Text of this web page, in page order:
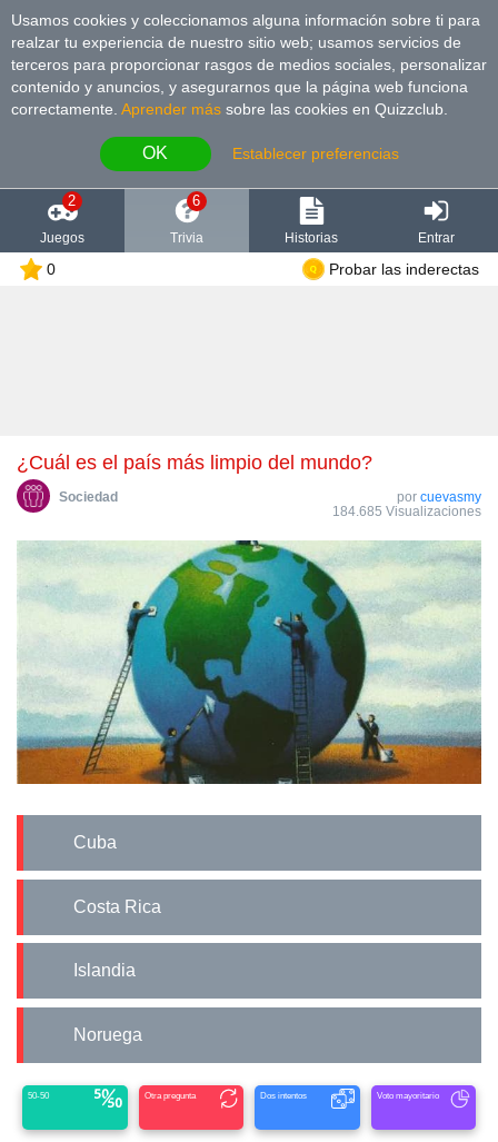
Usamos cookies y coleccionamos alguna información sobre ti para
realzar tu experiencia de nuestro sitio web; usamos servicios de
terceros para proporcionar rasgos de medios sociales, personalizar
contenido y anuncios, y asegurarnos que la página web funciona
correctamente. Aprender más sobre las cookies en Quizzclub.
OK Establecer preferencias
2
Juegos
6
Trivia Historias Entrar
0 Probar las inderectas
¿Cuál es el país más limpio del mundo?
Sociedad por cuevasmy
184.685 Visualizaciones
Cuba
Costa Rica
Islandia
Noruega
50-50 Otra pregunta Dos intentos Voto mayoritario